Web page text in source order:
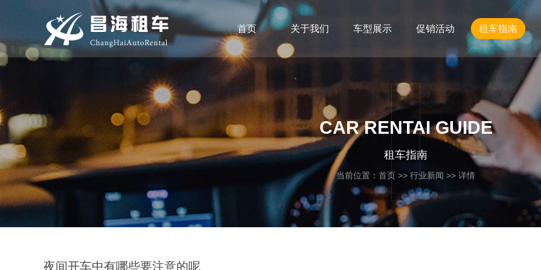
首页 关于我们 车型展示 促销活动 租车指南
CAR RENTAI GUIDE
租车指南
当前位置： 首页 >> 行业新闻 >> 详情
夜间开车中有哪些要注意的呢